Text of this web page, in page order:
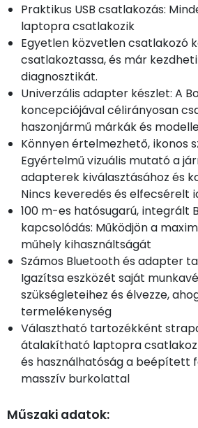
Praktikus USB csatlakozás:
laptopra csatlakozik
Egyetlen közvetlen csatlakozó
csatlakoztassa, és már
diagnosztikát.
Univerzális adapter készlet: A
koncepciójával célirányosan
haszonjármű márkák és
Könnyen értelmezhető, ikonos
Egyértelmű vizuális mutató a
adapterek kiválasztásához és
Nincs keveredés és elfecsérelt
100 m-es hatósugarú, integrált
kapcsolódás: Működjön a
műhely kihasználtságát
Számos Bluetooth és adapter
Igazítsa eszközét saját
szükségleteihez és élvezze,
termelékenység
Választható tartozékként
átalakítható laptopra
és használhatóság a beépített
masszív burkolattal
Műszaki adatok: